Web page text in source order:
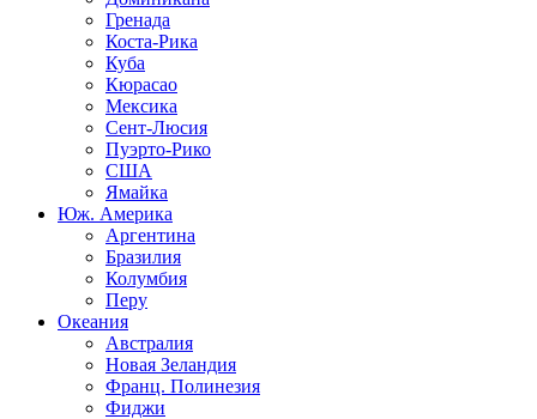
Гренада
Коста-Рика
Куба
Кюрасао
Мексика
Сент-Люсия
Пуэрто-Рико
США
Ямайка
Юж. Америка
Аргентина
Бразилия
Колумбия
Перу
Океания
Австралия
Новая Зеландия
Франц. Полинезия
Фиджи